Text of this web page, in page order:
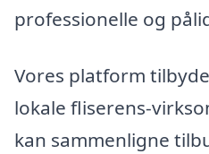
professionelle og
Vores platform
lokale fliserens-
kan sammenligne